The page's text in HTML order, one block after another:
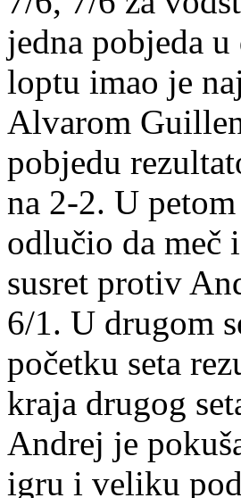
jedna pobjeda
loptu imao je
Alvarom
pobjedu
na 2-2. U
odlučio da meč
susret protiv
6/1. U drugom
početku seta
kraja drugog
Andrej je
igru i veliku